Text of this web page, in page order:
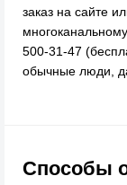
заказ на сайте
500-31-47
обычные люди,
Способы